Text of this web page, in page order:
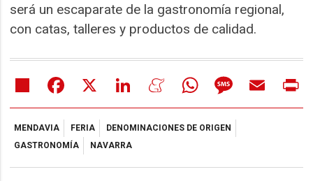
será un escaparate de la gastronomía regional,
con catas, talleres y productos de calidad.
Share Facebook LinkedIn MeneameWhatsAppMessageEmail
MENDAVIA FERIA
DENOMINACIONES DE ORIGEN
GASTRONOMÍA
NAVARRA